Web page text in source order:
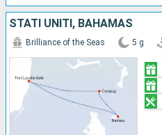
STATI UNITI, BAHAMAS
Brilliance of the Seas 5 g